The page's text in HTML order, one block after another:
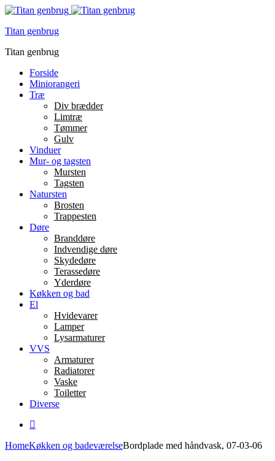
Titan genbrug
Titan genbrug
Forside
Miniorangeri
Træ
Div brædder
Limtræ
Tømmer
Gulv
Vinduer
Mur- og tagsten
Mursten
Tagsten
Natursten
Brosten
Trappesten
Døre
Branddøre
Indvendige døre
Skydedøre
Terassedøre
Yderdøre
Køkken og bad
El
Hvidevarer
Lamper
Lysarmaturer
VVS
Armaturer
Radiatorer
Vaske
Toiletter
Diverse
HomeKøkken og badeværelseBordplade med håndvask, 07-03-06